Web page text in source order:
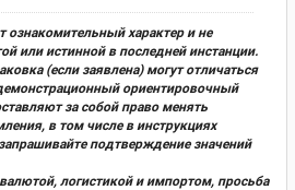
ознакомительный характер и не
или истинной в последней инстанции.
(если заявлена) могут отличаться
ориентировочный
за собой право менять
в том числе в инструкциях
подтверждение значений
логистикой и импортом, просьба